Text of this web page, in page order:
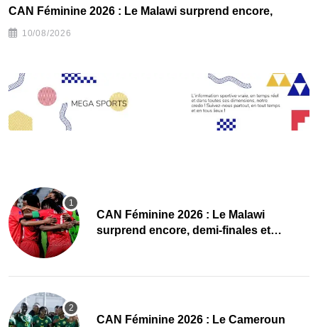
CAN Féminine 2026 : Le Malawi surprend encore,
10/08/2026
CAN Féminine 2026 : Le Malawi
surprend encore, demi-finales et
CAN Féminine 2026 : Le Cameroun